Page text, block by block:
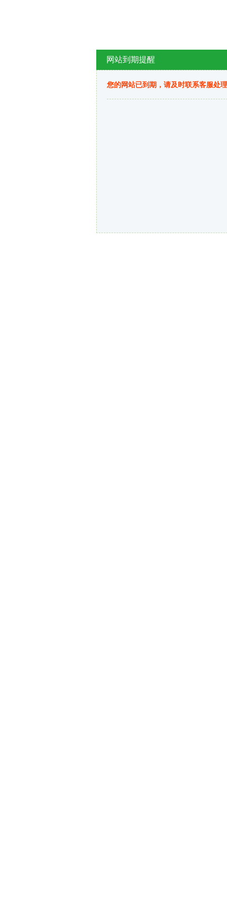
网站到期提醒
您的网站已到期，请及时联系客服处理